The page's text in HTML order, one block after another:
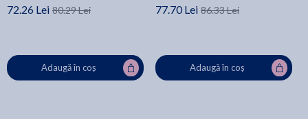
72.26 Lei 80.29 Lei
Adaugă în coș
77.70 Lei 86.33 Lei
Adaugă în coș